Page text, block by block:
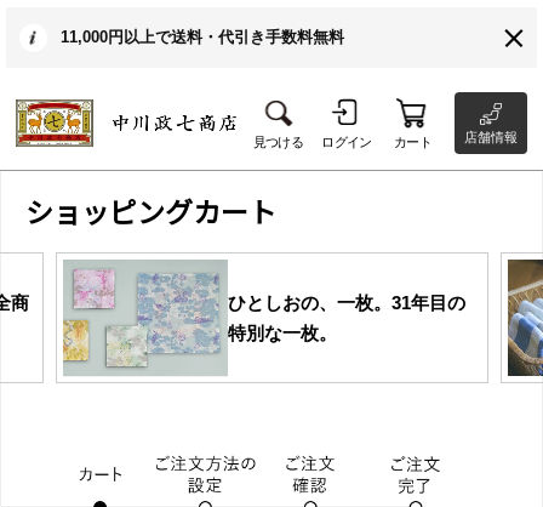
11,000円以上で送料・代引き手数料無料
見つける ログイン カート 店舗情報
ショッピングカート
商
ひとしおの、一枚。31年目の
特別な一枚。